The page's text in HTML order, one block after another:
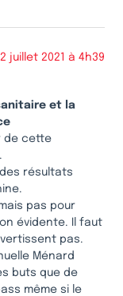
juillet 2021 à 4h39
et la
de cette
résultats
pas pour
évidente. Il faut
pas.
Ménard
buts que de
même si le